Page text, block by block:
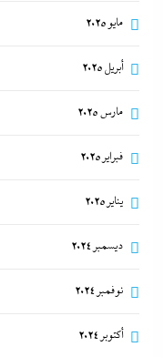
مايو 2025
أبريل 2025
مارس 2025
فبراير 2025
يناير 2025
ديسمبر 2024
نوفمبر 2024
أكتوبر 2024